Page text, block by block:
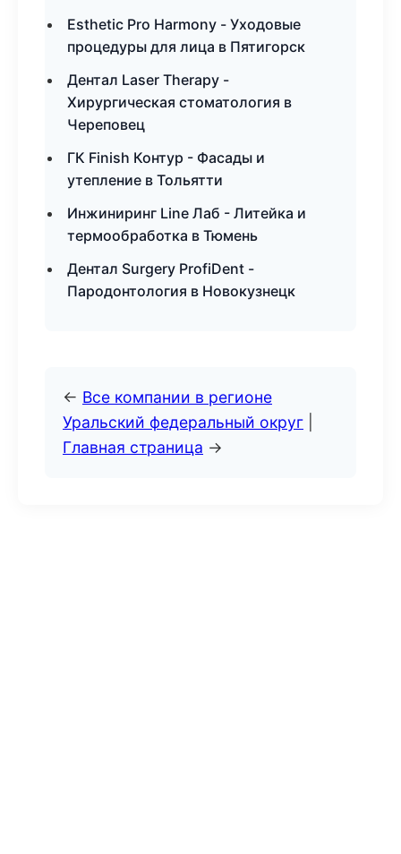
Esthetic Pro Harmony - Уходовые
процедуры для лица в Пятигорск
Дентал Laser Therapy -
Хирургическая стоматология в
Череповец
ГК Finish Контур - Фасады и
утепление в Тольятти
Инжиниринг Line Лаб - Литейка и
термообработка в Тюмень
Дентал Surgery ProfiDent -
Пародонтология в Новокузнецк
← Все компании в регионе
Уральский федеральный округ
Главная страница →